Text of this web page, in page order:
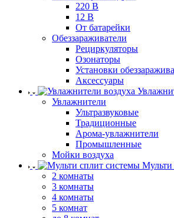
220 В
12 В
От батарейки
Обеззараживатели
Рециркуляторы
Озонаторы
Установки
Аксессуары
Увлажнители
Ультразвуковые
Традиционные
Арома-увлажнители
Промышленные
Мойки воздуха
Мульти
2 комнаты
3 комнаты
4 комнаты
5 комнат